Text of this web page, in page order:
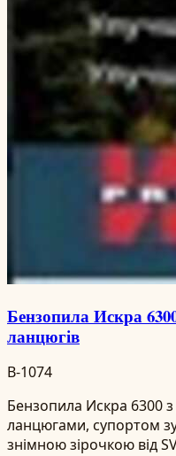
Бензопила Искра
ланцюгів
B-1074
Бензопила Искра 6300
ланцюгами, супортом
знімною зірочкою від